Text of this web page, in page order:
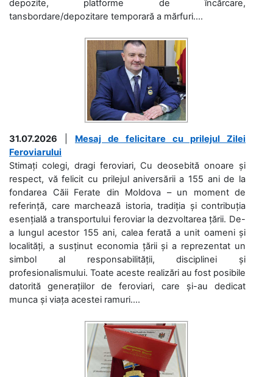
depozite, platforme de încărcare,
tansbordare/depozitare temporară a mărfuri....
31.07.2026
Mesaj de felicitare cu prilejul Zilei
Feroviarului
Stimați colegi, dragi feroviari, Cu deosebită onoare și
respect, vă felicit cu prilejul aniversării a 155 ani de la
fondarea Căii Ferate din Moldova – un moment de
referință, care marchează istoria, tradiția și contribuția
esențială a transportului feroviar la dezvoltarea țării. De-
a lungul acestor 155 ani, calea ferată a unit oameni și
localități, a susținut economia țării și a reprezentat un
simbol al responsabilității, disciplinei și
profesionalismului. Toate aceste realizări au fost posibile
datorită generațiilor de feroviari, care și-au dedicat
munca și viața acestei ramuri....